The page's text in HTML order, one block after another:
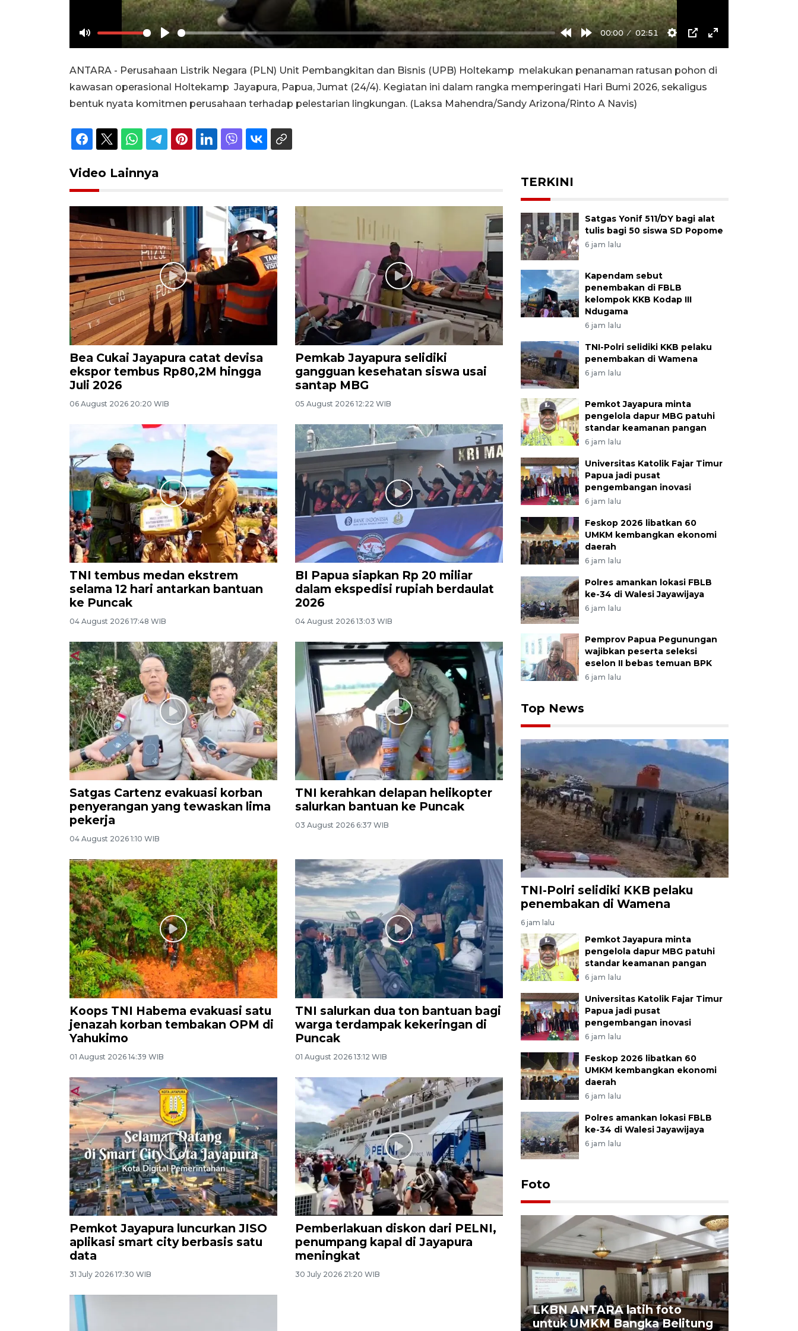
Mute Play
RewindForward
00:00 02:51
Settings
PIP Enter
ANTARA - Perusahaan Listrik Negara (PLN) Unit Pembangkitan dan Bisnis (UPB) Holtekamp melakukan penanaman ratusan pohon di
kawasan operasional Holtekamp Jayapura, Papua, Jumat (24/4). Kegiatan ini dalam rangka memperingati Hari Bumi 2026, sekaligus
bentuk nyata komitmen perusahaan terhadap pelestarian lingkungan. (Laksa Mahendra/Sandy Arizona/Rinto A Navis)
Video Lainnya
Bea Cukai Jayapura catat devisa
ekspor tembus Rp80,2M hingga
Juli 2026
06 August 2026 20:20 WIB
Pemkab Jayapura selidiki
gangguan kesehatan siswa usai
santap MBG
05 August 2026 12:22 WIB
TNI tembus medan ekstrem
selama 12 hari antarkan bantuan
ke Puncak
04 August 2026 17:48 WIB
BI Papua siapkan Rp 20 miliar
dalam ekspedisi rupiah berdaulat
2026
04 August 2026 13:03 WIB
Satgas Cartenz evakuasi korban
penyerangan yang tewaskan lima
pekerja
04 August 2026 1:10 WIB
TNI kerahkan delapan helikopter
salurkan bantuan ke Puncak
03 August 2026 6:37 WIB
Koops TNI Habema evakuasi satu
jenazah korban tembakan OPM di
Yahukimo
01 August 2026 14:39 WIB
TNI salurkan dua ton bantuan bagi
warga terdampak kekeringan di
Puncak
01 August 2026 13:12 WIB
Pemkot Jayapura luncurkan JISO
aplikasi smart city berbasis satu
data
31 July 2026 17:30 WIB
Pemberlakuan diskon dari PELNI,
penumpang kapal di Jayapura
meningkat
30 July 2026 21:20 WIB
TERKINI
Satgas Yonif 511/DY bagi alat
tulis bagi 50 siswa SD Popome
6 jam lalu
Kapendam sebut
penembakan di FBLB
kelompok KKB Kodap III
Ndugama
6 jam lalu
TNI-Polri selidiki KKB pelaku
penembakan di Wamena
6 jam lalu
Pemkot Jayapura minta
pengelola dapur MBG patuhi
standar keamanan pangan
6 jam lalu
Universitas Katolik Fajar Timur
Papua jadi pusat
pengembangan inovasi
6 jam lalu
Feskop 2026 libatkan 60
UMKM kembangkan ekonomi
daerah
6 jam lalu
Polres amankan lokasi FBLB
ke-34 di Walesi Jayawijaya
6 jam lalu
Pemprov Papua Pegunungan
wajibkan peserta seleksi
eselon II bebas temuan BPK
6 jam lalu
Top News
TNI-Polri selidiki KKB pelaku
penembakan di Wamena
6 jam lalu
Pemkot Jayapura minta
pengelola dapur MBG patuhi
standar keamanan pangan
6 jam lalu
Universitas Katolik Fajar Timur
Papua jadi pusat
pengembangan inovasi
6 jam lalu
Feskop 2026 libatkan 60
UMKM kembangkan ekonomi
daerah
6 jam lalu
Polres amankan lokasi FBLB
ke-34 di Walesi Jayawijaya
6 jam lalu
Foto
LKBN ANTARA latih foto
untuk UMKM Bangka Belitung